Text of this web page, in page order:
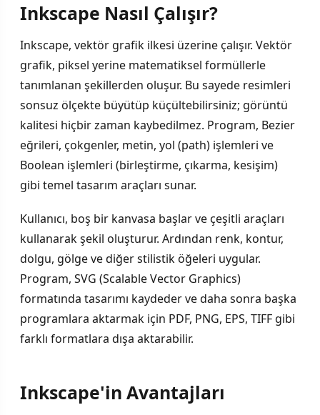
Inkscape Nasıl Çalışır?
Inkscape, vektör grafik ilkesi üzerine çalışır. Vektör
grafik, piksel yerine matematiksel formüllerle
tanımlanan şekillerden oluşur. Bu sayede resimleri
sonsuz ölçekte büyütüp küçültebilirsiniz; görüntü
kalitesi hiçbir zaman kaybedilmez. Program, Bezier
eğrileri, çokgenler, metin, yol (path) işlemleri ve
Boolean işlemleri (birleştirme, çıkarma, kesişim)
gibi temel tasarım araçları sunar.
Kullanıcı, boş bir kanvasa başlar ve çeşitli araçları
kullanarak şekil oluşturur. Ardından renk, kontur,
dolgu, gölge ve diğer stilistik öğeleri uygular.
Program, SVG (Scalable Vector Graphics)
formatında tasarımı kaydeder ve daha sonra başka
programlara aktarmak için PDF, PNG, EPS, TIFF gibi
farklı formatlara dışa aktarabilir.
Inkscape'in Avantajları